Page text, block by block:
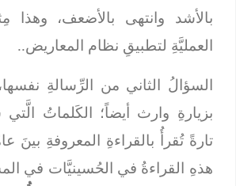
بالأشد وانتهى بالأضعف، وهذا
العمليَّةِ لتطبيقِ نظام المعاريض..
السؤالُ الثاني من الرِّسالةِ
بزيارةِ وارث أيضاً؛ الكَلماتُ الَّتي
تارةً تُقرأُ بالقراءةِ المعروفةِ بينَ
هذهِ القراءةُ في الحُسينيَّات في